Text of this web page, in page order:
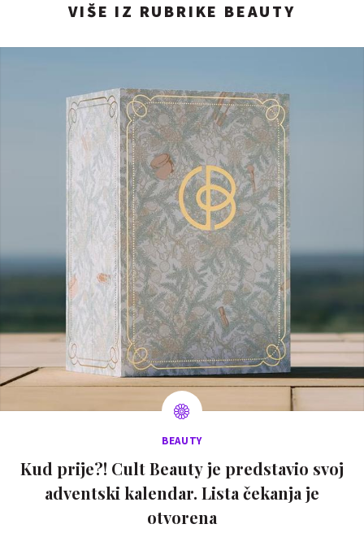
VIŠE IZ RUBRIKE BEAUTY
BEAUTY
Kud prije?! Cult Beauty je predstavio svoj
adventski kalendar. Lista čekanja je
otvorena